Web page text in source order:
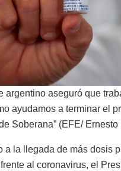
argentino aseguró que
ayudamos a terminar el
Soberana” (EFE/ Ernesto
a la llegada de más dosis
al coronavirus, el